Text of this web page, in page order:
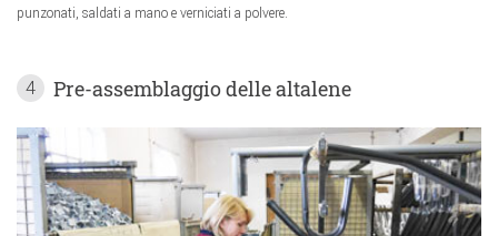
punzonati, saldati a mano e verniciati a polvere.
4 Pre-assemblaggio delle altalene